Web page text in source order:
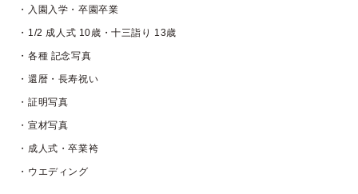
・入園入学・卒園卒業
・1/2 成人式 10歳・十三詣り 13歳
・各種 記念写真
・還暦・長寿祝い
・証明写真
・宣材写真
・成人式・卒業袴
・ウエディング